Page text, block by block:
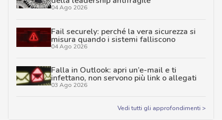
04 Ago 2026
Fail securely: perché la vera sicurezza si
misura quando i sistemi falliscono
04 Ago 2026
Falla in Outlook: apri un’e-mail e ti
infettano, non servono più link o allegati
03 Ago 2026
Vedi tutti gli approfondimenti >